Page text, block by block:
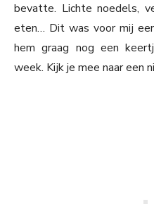
bevatte. Lichte noedels,
eten… Dit was voor mij
hem graag nog een
week. Kijk je mee naar een